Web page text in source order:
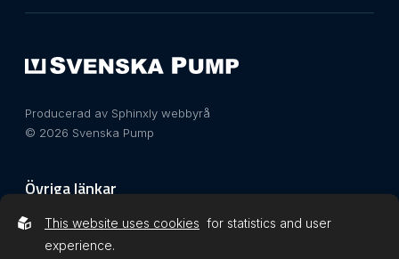
Producerad av Sphinxly webbyrå
© 2026 Svenska Pump
Övriga länkar
Integritetspolicy
This website uses cookies for statistics and user
experience.